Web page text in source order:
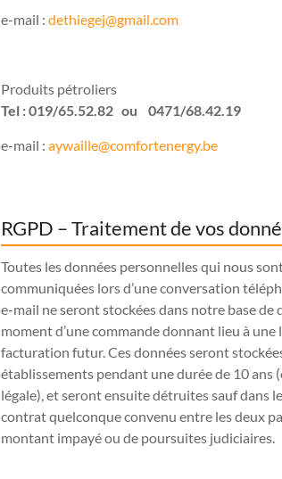
e-mail : dethiegej@gmail.com
Produits pétroliers
Tel : 019/65.52.82 ou 0471/68.42.19
e-mail : aywaille@comfortenergy.be
RGPD – Traitement de vos
Toutes les données personnelles qui nous
communiquées lors d’une conversation
e-mail ne seront stockées dans notre base de
moment d’une commande donnant lieu à
facturation futur. Ces données seront
établissements pendant une durée de 10 ans
légale), et seront ensuite détruites sauf dans le
contrat quelconque convenu entre les deux
montant impayé ou de poursuites judiciaires.